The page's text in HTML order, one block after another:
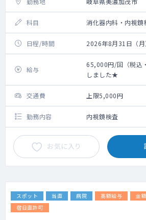
科目 消化器内科・内視鏡
日程/時間 2026年8月31日（
給与
65,000円/回（税
しました★
交通費 上限5,000円
勤務内容 内視鏡検査
お気に入り
スポット 当直 病院 高額給与 金
宿日直許可